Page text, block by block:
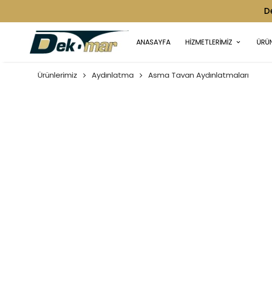
ANASAYFA HİZMETLERİMİZ
Ürünlerimiz Aydınlatma Asma Tavan Aydınlatmaları